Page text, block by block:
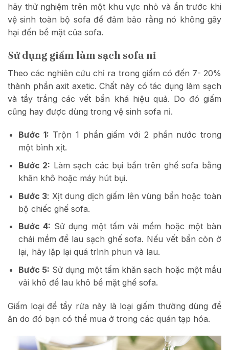
hãy thử nghiệm trên một khu vực nhỏ và ẩn trước khi
vệ sinh toàn bộ sofa để đảm bảo rằng nó không gây
hại đến bề mặt của sofa.
Sử dụng giấm làm sạch sofa nỉ
Theo các nghiên cứu chỉ ra trong giấm có đến 7- 20%
thành phần axit axetic. Chất này có tác dụng làm sạch
và tẩy trắng các vết bẩn khá hiệu quả. Do đó giấm
cũng hay được dùng trong vệ sinh sofa nỉ.
Bước 1: Trộn 1 phần giấm với 2 phần nước trong
một bình xịt.
Bước 2: Làm sạch các bụi bẩn trên ghế sofa bằng
khăn khô hoặc máy hút bụi.
Bước 3: Xịt dung dịch giấm lên vùng bẩn hoặc toàn
bộ chiếc ghế sofa.
Bước 4: Sử dụng một tấm vải mềm hoặc một bàn
chải mềm để lau sạch ghế sofa. Nếu vết bẩn còn ở
lại, hãy lặp lại quá trình phun và lau.
Bước 5: Sử dụng một tấm khăn sạch hoặc một mẩu
vải khô để lau khô bề mặt ghế sofa.
Giấm loại để tẩy rửa này là loại giấm thường dùng để
ăn do đó bạn có thể mua ở trong các quán tạp hóa.